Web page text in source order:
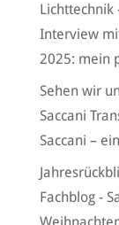
Lichttechnik
Interview
2025: mein
Sehen wir
Saccani
Saccani –
Fachblog -